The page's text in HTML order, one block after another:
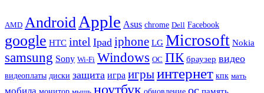
AMD Android Apple Asus chrome Dell Facebook
google HTC intel Ipad iphone LG Microsoft Nokia
samsung Sony Wi-Fi Windows ОС ПК браузер видео
видеоплаты диски защита игра игрыинтернет кпк мать
монитор ноутбук обновление ос память